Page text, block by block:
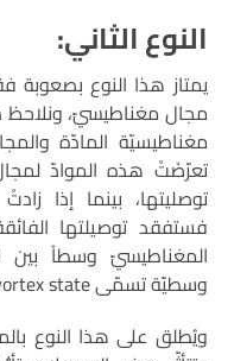
النوع الثاني:
يمتاز هذا النوع
مجال مغناطيسيّ، ونلاحظ
مغناطيسيّة المادّة
تعرّضَتْ هذه الموادّ
توصليتها، بينما إذا
فستفقد توصيلتها
المغناطيسيّ وسطاً بين
وسطيّة تسمّى vortex state.